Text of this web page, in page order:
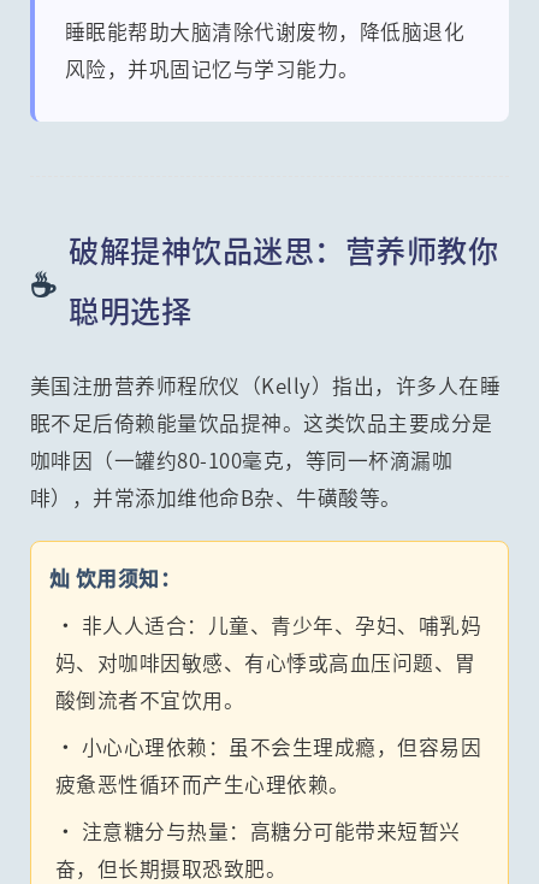
睡眠能帮助大脑清除代谢废物，降低脑退化
风险，并巩固记忆与学习能力。
☕
破解提神饮品迷思：营养师教你
聪明选择
美国注册营养师程欣仪（Kelly）指出，许多人在睡
眠不足后倚赖能量饮品提神。这类饮品主要成分是
咖啡因（一罐约80-100毫克，等同一杯滴漏咖
啡），并常添加维他命B杂、牛磺酸等。
灿 饮用须知：
• 非人人适合：儿童、青少年、孕妇、哺乳妈
妈、对咖啡因敏感、有心悸或高血压问题、胃
酸倒流者不宜饮用。
• 小心心理依赖：虽不会生理成瘾，但容易因
疲惫恶性循环而产生心理依赖。
• 注意糖分与热量：高糖分可能带来短暂兴
奋，但长期摄取恐致肥。